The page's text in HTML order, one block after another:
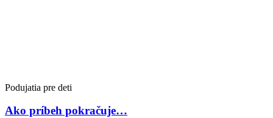
Podujatia pre deti
Ako príbeh pokračuje…